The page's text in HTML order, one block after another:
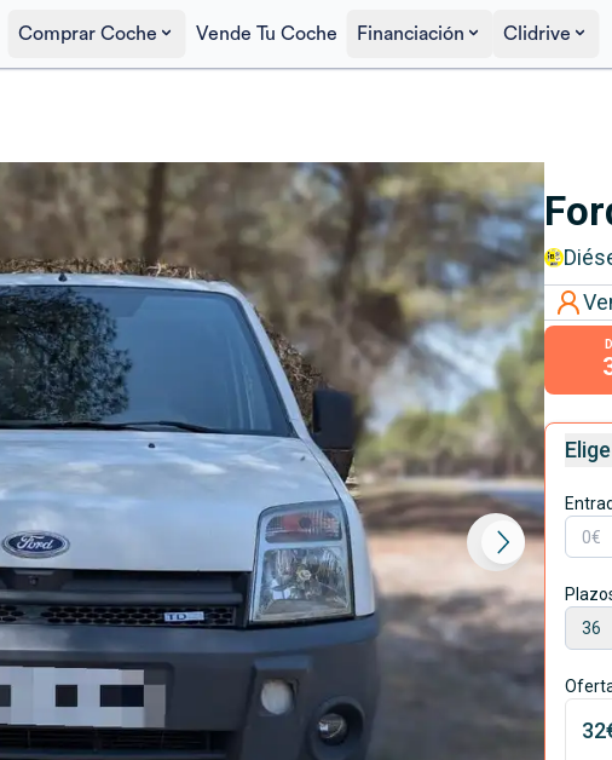
Comprar Coche Vende Tu Coche Financiación Clidrive
36